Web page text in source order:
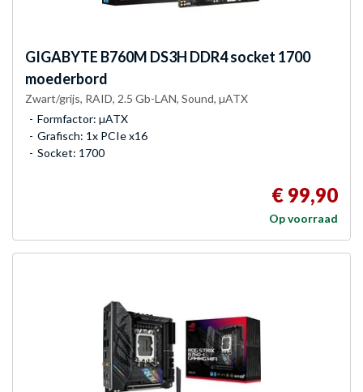
GIGABYTE B760M DS3H DDR4 socket 1700
moederbord
Zwart/grijs, RAID, 2.5 Gb-LAN, Sound, µATX
Formfactor: µATX
Grafisch: 1x PCIe x16
Socket: 1700
€ 99,90
Op voorraad